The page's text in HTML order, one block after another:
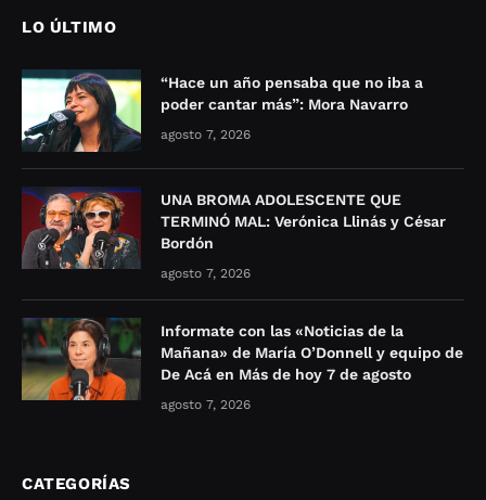
LO ÚLTIMO
“Hace un año pensaba que no iba a
poder cantar más”: Mora Navarro
agosto 7, 2026
UNA BROMA ADOLESCENTE QUE
TERMINÓ MAL: Verónica Llinás y César
Bordón
agosto 7, 2026
Informate con las «Noticias de la
Mañana» de María O’Donnell y equipo de
De Acá en Más de hoy 7 de agosto
agosto 7, 2026
CATEGORÍAS